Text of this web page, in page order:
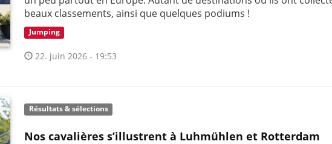
beaux classements, ainsi que quelques podiums !
Jumping
22. juin 2026 - 19:53
Résultats & sélections
Nos cavalières s’illustrent à Luhmühlen et Rotterdam